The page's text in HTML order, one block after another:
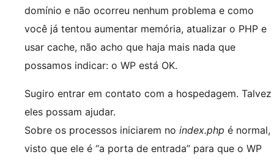
domínio e não ocorreu nenhum problema e como
você já tentou aumentar memória, atualizar o PHP e
usar cache, não acho que haja mais nada que
possamos indicar: o WP está OK.
Sugiro entrar em contato com a hospedagem. Talvez
eles possam ajudar.
Sobre os processos iniciarem no index.php é normal,
visto que ele é “a porta de entrada” para que o WP